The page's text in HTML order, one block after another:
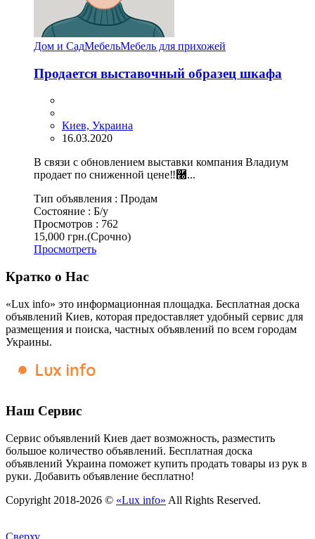
Дом и СадМебельМебель для прихожей
Продается выставочный образец шкафа
Киев, Украина
16.03.2020
В связи с обновлением выставки компания Владиум
продает по сниженной цене‼࿠...
Тип объявления : Продам
Состояние : Б/у
Просмотров : 762
15,000 грн.(Срочно)
Просмотреть
Кратко о Нас
«Lux info» это информационная площадка. Бесплатная доска
объявлений Киев, которая предоставляет удобный сервис для
размещения и поиска, частных объявлений по всем городам
Украины.
Наш Сервис
Сервис объявлений Киев дает возможность, разместить
большое количество объявлений. Бесплатная доска
объявлений Украина поможет купить продать товары из рук в
руки. Добавить объявление бесплатно!
Copyright 2018-2026 © «Lux info» All Rights Reserved.